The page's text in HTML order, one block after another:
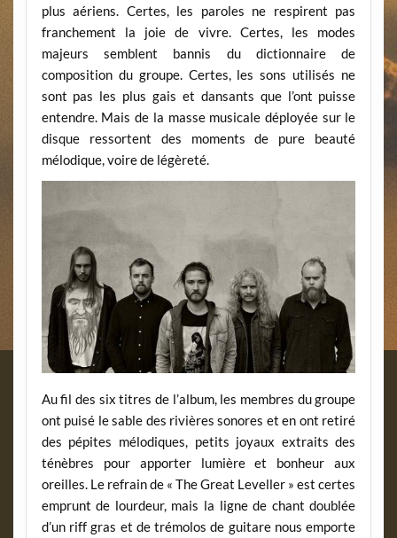
plus aériens. Certes, les paroles ne respirent pas
franchement la joie de vivre. Certes, les modes
majeurs semblent bannis du dictionnaire de
composition du groupe. Certes, les sons utilisés ne
sont pas les plus gais et dansants que l’ont puisse
entendre. Mais de la masse musicale déployée sur le
disque ressortent des moments de pure beauté
mélodique, voire de légèreté.
Au fil des six titres de l’album, les membres du groupe
ont puisé le sable des rivières sonores et en ont retiré
des pépites mélodiques, petits joyaux extraits des
ténèbres pour apporter lumière et bonheur aux
oreilles. Le refrain de « The Great Leveller » est certes
emprunt de lourdeur, mais la ligne de chant doublée
d’un riff gras et de trémolos de guitare nous emporte